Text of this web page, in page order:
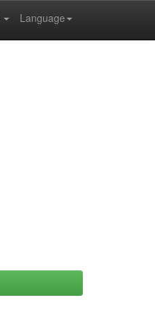
Language